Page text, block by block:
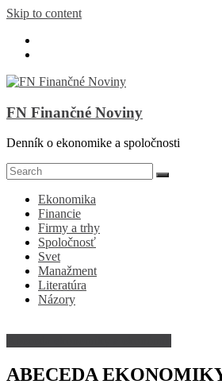
Skip to content
FN Finančné Noviny
Denník o ekonomike a spoločnosti
Ekonomika
Financie
Firmy a trhy
Spoločnosť
Svet
Manažment
Literatúra
Názory
ABECEDA